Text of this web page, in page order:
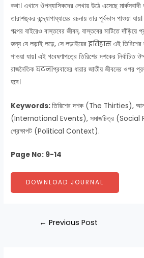
কথা।এখানে ঔপন্যাসিকদের লেখায় উঠে এসেছে মার্কসবাদী
তারাশঙ্কর বন্দ্যোপাধ্যায়ের রচনায় তার পূর্বভাস পাওয়া
গল্পের বাইরেও বাস্তবের জীবন, বাস্তবের মাটিতে দাঁড়িয়ে
জন্য যে লড়াই লড়ে, সে লড়াইয়ের इतिहास এই তিরিশের
পাওয়া যায়।এই গবেষণাপত্রে তিরিশের দশকের নির্বাচিত
রাজনৈতিক घटनाপ্রবাহের ধারার জাতীয় জীবনের ওপর
হবে।
Keywords:তিরিশের দশক (The Thirties),
(International Events), সমাজচিত্র (Social
প্রেক্ষাপট (Political Context).
Page No: 9-14
DOWNLOAD JOURNAL
← Previous Post